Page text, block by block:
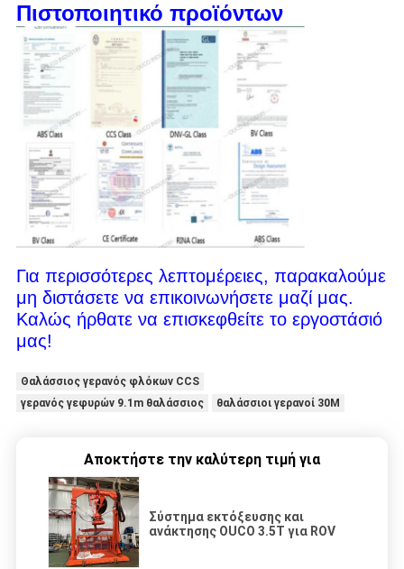
Πιστοποιητικό προϊόντων
Για περισσότερες λεπτομέρειες, παρακαλούμε
μη διστάσετε να επικοινωνήσετε μαζί μας.
Καλώς ήρθατε να επισκεφθείτε το εργοστάσιό
μας!
Θαλάσσιος γερανός φλόκων CCS
γερανός γεφυρών 9.1m θαλάσσιος
θαλάσσιοι γερανοί 30M
Αποκτήστε την καλύτερη τιμή για
Σύστημα εκτόξευσης και
ανάκτησης OUCO 3.5T για ROV